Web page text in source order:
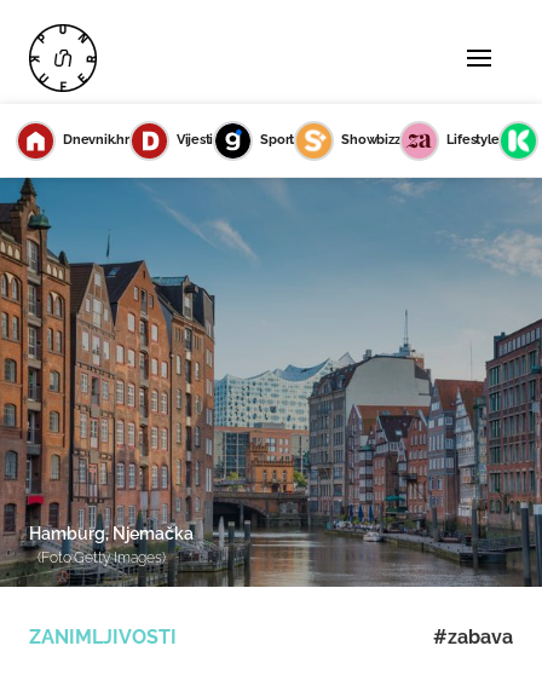
Dnevnik.hr Vijesti Sport Showbizz Lifestyle
ZANIMLJIVOSTI #zabava
Hamburg, Njemačka
(Foto:Getty Images)